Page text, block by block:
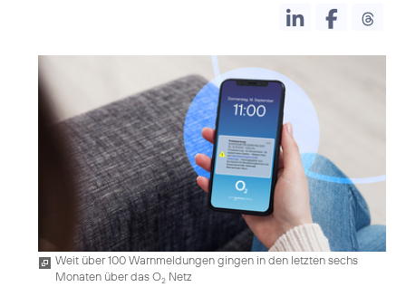
Weit über 100 Warnmeldungen gingen in den letzten sechs
Monaten über das O2 Netz